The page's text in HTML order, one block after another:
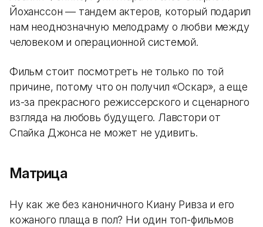
Йоханссон — тандем актеров, который подарил
нам неоднозначную мелодраму о любви между
человеком и операционной системой.
Фильм стоит посмотреть не только по той
причине, потому что он получил «Оскар», а еще
из-за прекрасного режиссерского и сценарного
взгляда на любовь будущего. Лавстори от
Спайка Джонса не может не удивить.
Матрица
Ну как же без каноничного Киану Ривза и его
кожаного плаща в пол? Ни один топ-фильмов